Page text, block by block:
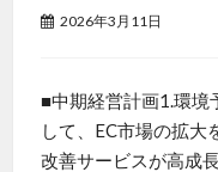
2026年3月11日
■中期経営計画1.環境
して、EC市場の拡大
改善サービスが高成